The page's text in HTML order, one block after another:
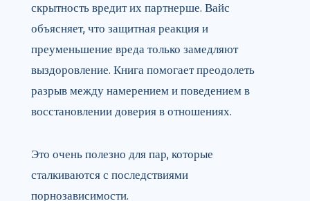
скрытность вредит их партнерше. Вайс
объясняет, что защитная реакция и
преуменьшение вреда только замедляют
выздоровление. Книга помогает преодолеть
разрыв между намерением и поведением в
восстановлении доверия в отношениях.
Это очень полезно для пар, которые
сталкиваются с последствиями
порнозависимости.